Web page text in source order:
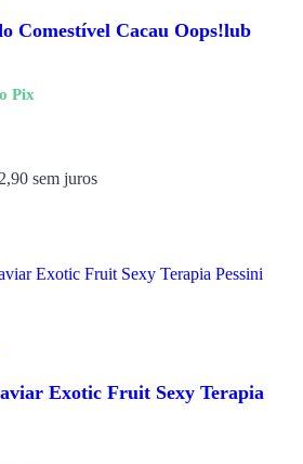
Comestível Cacau Oops!lub
sem juros
Pix
Exotic Fruit Sexy Terapia